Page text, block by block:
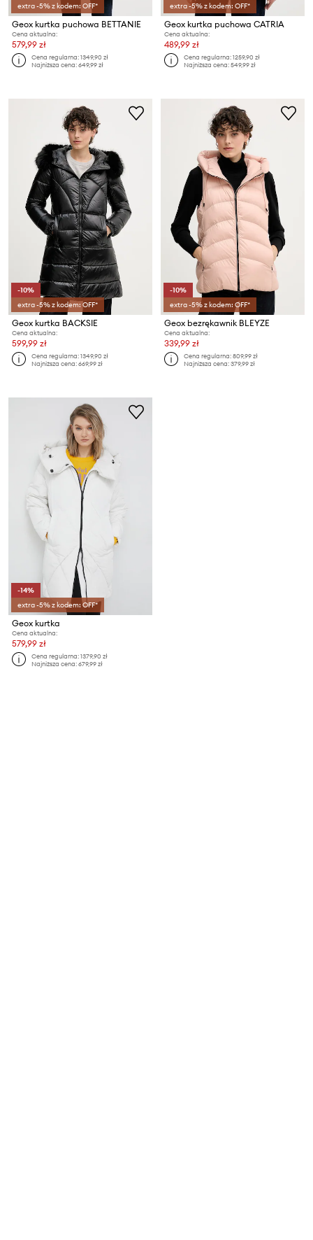
extra -5% z kodem: OFF*
Geox kurtka puchowa BETTANIE
Cena aktualna:
579,99 zł
Cena regularna:1349,90 zł
Najniższa cena:649,99 zł
extra -5% z kodem: OFF*
Geox kurtka puchowa CATRIA
Cena aktualna:
489,99 zł
Cena regularna:1259,90 zł
Najniższa cena:549,99 zł
-10%
extra -5% z kodem: OFF*
Geox kurtka BACKSIE
Cena aktualna:
599,99 zł
Cena regularna:1349,90 zł
Najniższa cena:669,99 zł
-10%
extra -5% z kodem: OFF*
Geox bezrękawnik BLEYZE
Cena aktualna:
339,99 zł
Cena regularna:809,99 zł
Najniższa cena:379,99 zł
-14%
extra -5% z kodem: OFF*
Geox kurtka
Cena aktualna:
579,99 zł
Cena regularna:1379,90 zł
Najniższa cena:679,99 zł